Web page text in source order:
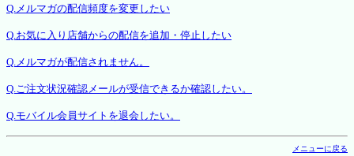
Q.メルマガの配信頻度を変更したい
Q.お気に入り店舗からの配信を追加・停止したい
Q.メルマガが配信されません。
Q.ご注文状況確認メールが受信できるか確認したい。
Q.モバイル会員サイトを退会したい。
メニューに戻る